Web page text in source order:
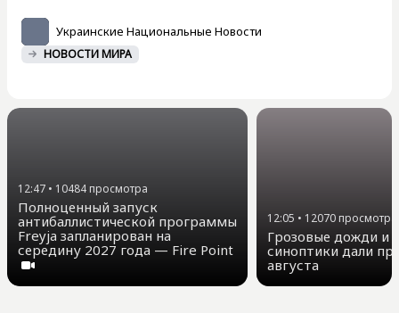
Украинские Национальные Новости
НОВОСТИ МИРА
12:47 • 10484 просмотра
Полноценный запуск
антибаллистической программы
Freyja запланирован на
середину 2027 года — Fire Point
12:05 • 12070просмотра
Грозовые дожди и
синоптики дали
августа